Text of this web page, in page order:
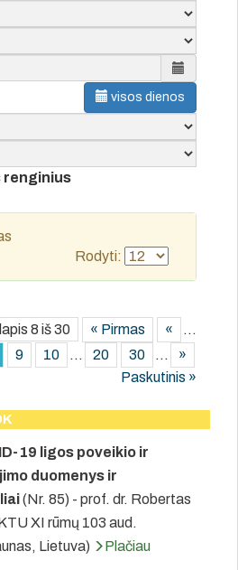
visos dienos
renginius
Rodyti:
8 iš 30 « Pirmas «
...
9 10 ... 20 30 ...
»
Paskutinis »
19 ligos poveikio ir
duomenys ir
(Nr. 85) - prof. dr. Robertas
XI rūmų 103 aud.
Lietuva)
Plačiau